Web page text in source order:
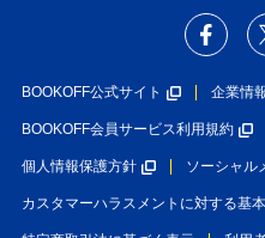
BOOKOFF公式サイト 企業情
BOOKOFF会員サービス利用規約
個人情報保護方針 ソーシャル
カスタマーハラスメントに対する基